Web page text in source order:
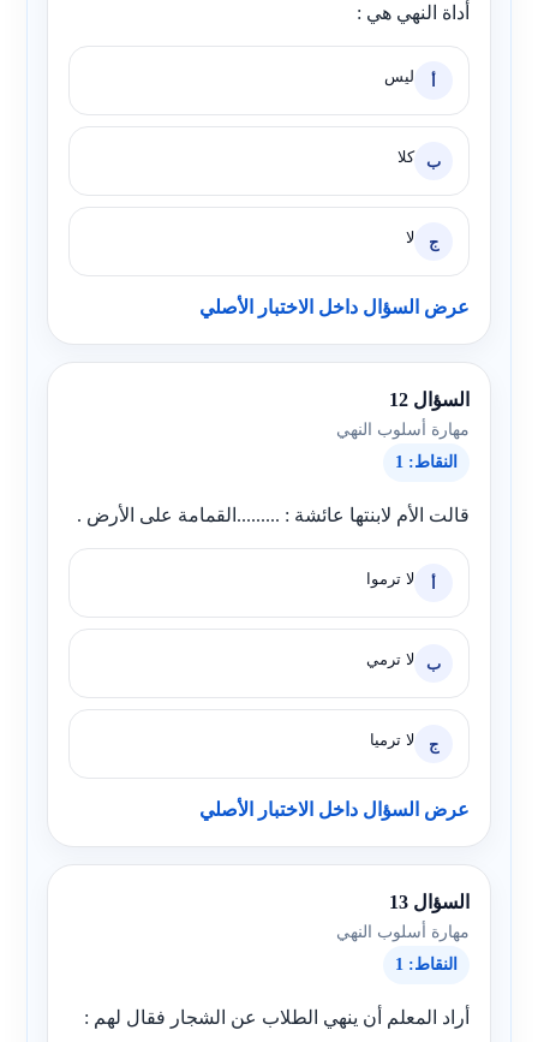
أداة النهي هي :
أ ليس
ب كلا
ج لا
عرض السؤال داخل الاختبار الأصلي
السؤال 12
مهارة أسلوب النهي
النقاط: 1
قالت الأم لابنتها عائشة : .........القمامة على الأرض .
أ لا ترموا
ب لا ترمي
ج لا ترميا
عرض السؤال داخل الاختبار الأصلي
السؤال 13
مهارة أسلوب النهي
النقاط: 1
أراد المعلم أن ينهي الطلاب عن الشجار فقال لهم :